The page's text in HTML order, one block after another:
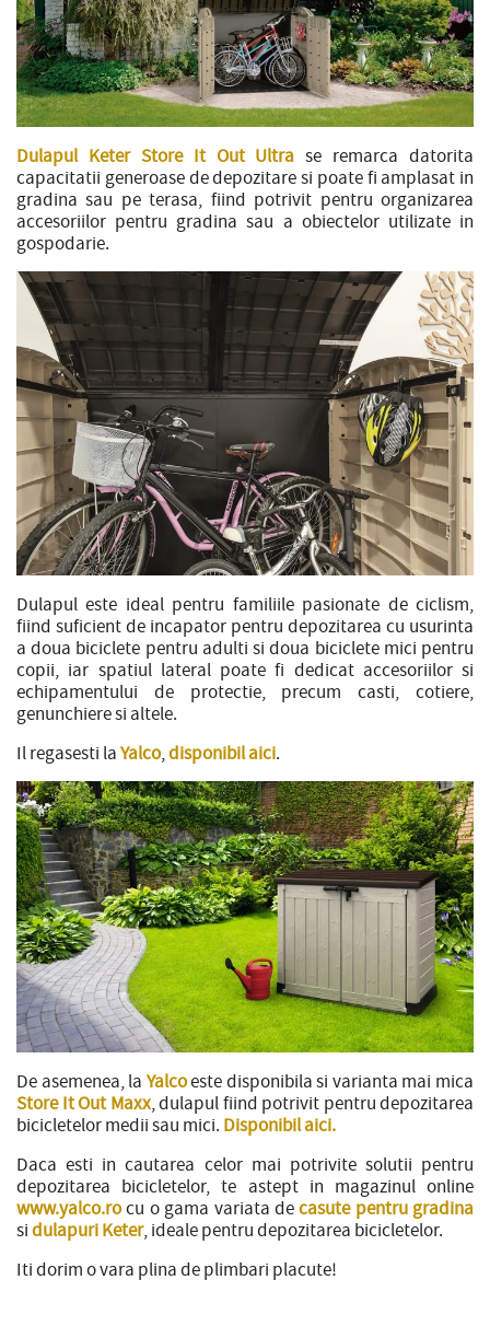
Dulapul Keter Store It Out Ultrase remarca datorita
capacitatii generoase de depozitare si poate fi amplasat in
gradina sau pe terasa, fiind potrivit pentru organizarea
accesoriilor pentru gradina sau a obiectelor utilizate in
gospodarie.
Dulapul este ideal pentru familiile pasionate de ciclism,
fiind suficient de incapator pentru depozitarea cu usurinta
a doua biciclete pentru adulti si doua biciclete mici pentru
copii, iar spatiul lateral poate fi dedicat accesoriilor si
echipamentului de protectie, precum casti, cotiere,
genunchiere si altele.
Il regasesti laYalco,disponibil aici.
De asemenea, la Yalcoeste disponibila si varianta mai mica
Store It Out Maxx, dulapul fiind potrivit pentru depozitarea
bicicletelor medii sau mici. Disponibil aici.
Daca esti in cautarea celor mai potrivite solutii pentru
depozitarea bicicletelor, te astept in magazinul online
www.yalco.rocu o gama variata decasute pentru gradina
sidulapuri Keter, ideale pentru depozitarea bicicletelor.
Iti dorim o vara plina de plimbari placute!